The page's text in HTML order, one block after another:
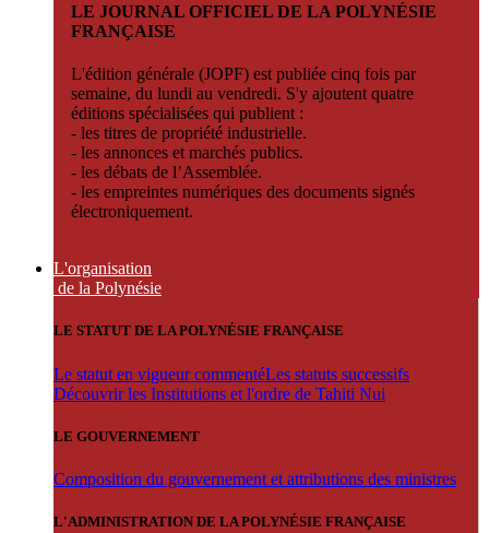
LE JOURNAL OFFICIEL DE LA POLYNÉSIE
FRANÇAISE
L'édition générale (JOPF) est publiée cinq fois par
semaine, du lundi au vendredi. S'y ajoutent quatre
éditions spécialisées qui publient :
- les titres de propriété industrielle.
- les annonces et marchés publics.
- les débats de l’Assemblée.
- les empreintes numériques des documents signés
électroniquement.
L'organisation
de la Polynésie
LE STATUT DE LA POLYNÉSIE FRANÇAISE
Le statut en vigueur commentéLes statuts successifs
Découvrir les Institutions et l'ordre de Tahiti Nui
LE GOUVERNEMENT
Composition du gouvernement et attributions des ministres
L'ADMINISTRATION DE LA POLYNÉSIE FRANÇAISE